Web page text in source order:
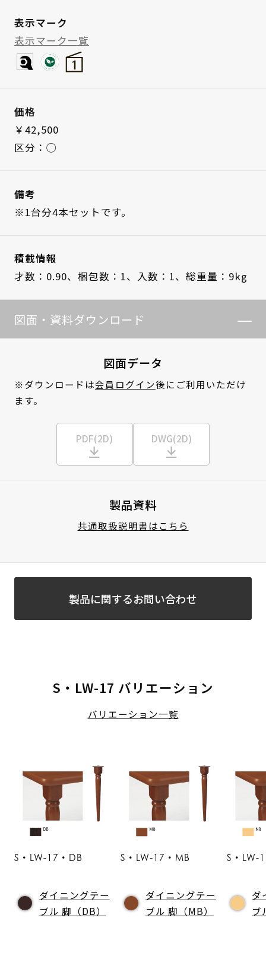
表示マーク
表示マーク一覧
価格
￥42,500
区分：◯
備考
※1台分4本セットです。
積載情報
才数：0.90、 梱包数：1、 入数：1、 総重量：9kg
図面・資料ダウンロード
図面データ
※ダウンロードは会員ログイン後にご利用いただけ
ます。
PDF(2D) DWG(2D)
製品資料
共通取扱説明書はこちら
製品に関するお問い合わせ
S・LW-17 バリエーション
バリエーション一覧
S・LW-17・DB
ダイニングテー
ブル 脚（DB）
S・LW-17・MB
ダイニングテー
ブル 脚（MB）
S・LW-
ダ
ブ